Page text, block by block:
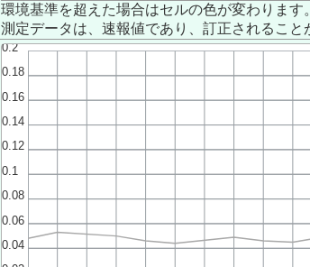
環境基準を超えた場合はセルの色が変わります
測定データは、速報値であり、訂正されること